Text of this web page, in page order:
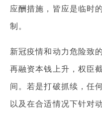
应酬措施，皆应是临时
制。
新冠疫情和动力危险致
再融资本钱上升，权臣
间。若是打破抓续，任
以及在合适情况下针对